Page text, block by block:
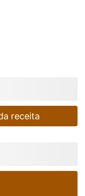
receita